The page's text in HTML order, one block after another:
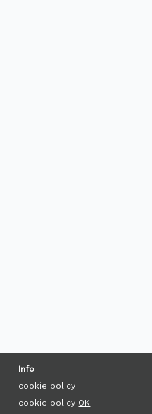
Info
cookie policy
cookie policy OK